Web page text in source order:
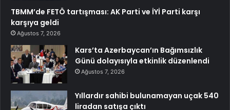
TBMM’de FETÖ tartışması: AK Parti ve İYİ Parti karşı
karşıya geldi
Ağustos 7, 2026
Kars’ta Azerbaycan’ın Bağımsızlık
Günü dolayısıyla etkinlik düzenlendi
Ağustos 7, 2026
Yıllardır sahibi bulunamayan uçak 540
liradan satışa çıktı